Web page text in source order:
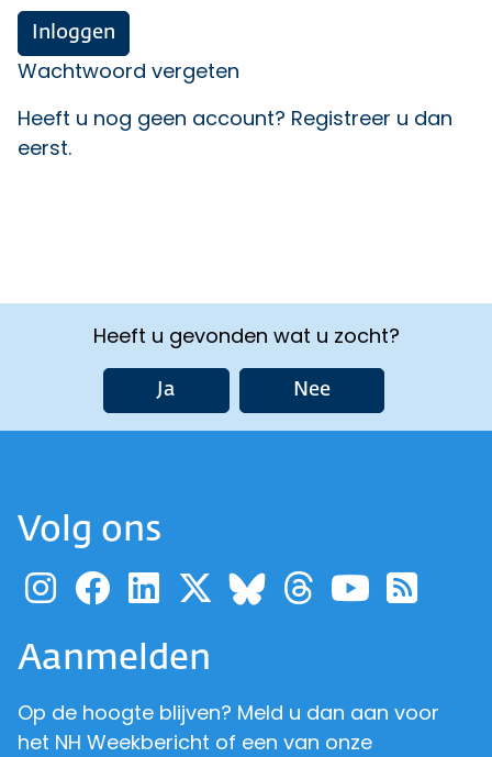
Wachtwoord vergeten
Heeft u nog geen account? Registreer u dan
eerst.
Heeft u gevonden wat u zocht?
Ja Nee
Volg ons
Ga naar de pagina van
Ga naar de pagina
Ga naar de
Ga naar de
Ga naar de
Ga naar
Ga
Aanmelden
Op de hoogte blijven? Meld u dan aan voor
het NH Weekbericht of een van onze